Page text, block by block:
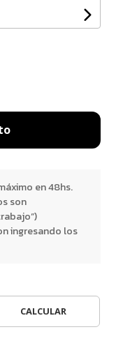
en 48hs.
son
ingresando los
CALCULAR